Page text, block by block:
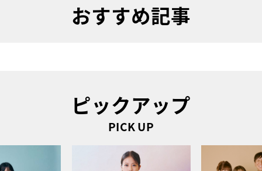
おすすめ記事
ピックアップ
PICK UP